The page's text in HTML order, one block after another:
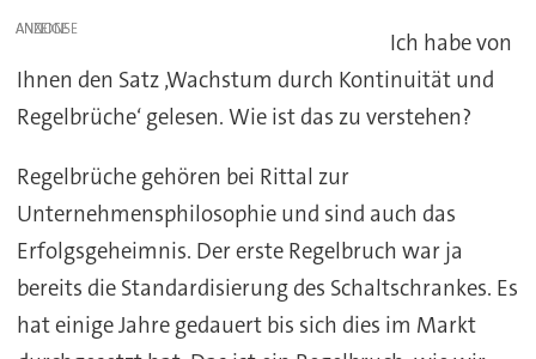
ANZEIGE
Ich habe von
Ihnen den Satz ‚Wachstum durch Kontinuität und
Regelbrüche‘ gelesen. Wie ist das zu verstehen?
Regelbrüche gehören bei Rittal zur
Unternehmensphilosophie und sind auch das
Erfolgsgeheimnis. Der erste Regelbruch war ja
bereits die Standardisierung des Schaltschrankes. Es
hat einige Jahre gedauert bis sich dies im Markt